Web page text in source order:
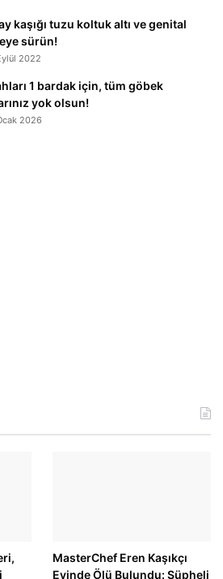
kaşığı tuzu koltuk altı ve genital
sürün!
2022
1 bardak için, tüm göbek
yok olsun!
2026
MasterChef Eren Kaşıkçı
Evinde Ölü Bulundu: Şüpheli